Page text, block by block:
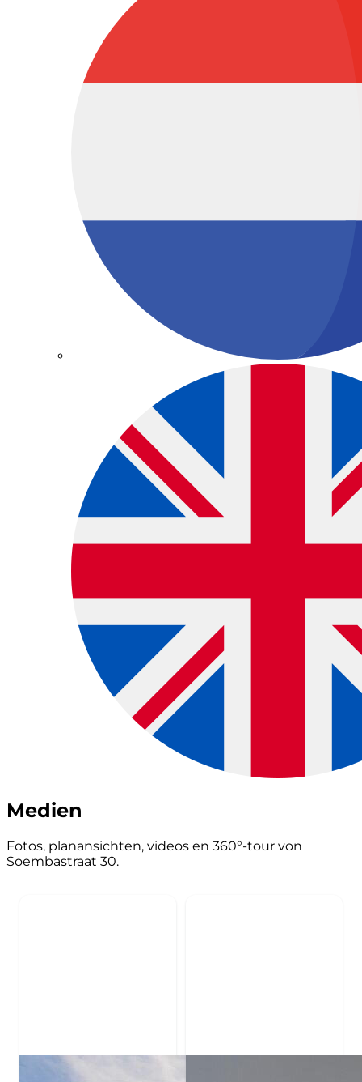
Medien
Fotos, planansichten, videos en 360°-tour von
Soembastraat 30.